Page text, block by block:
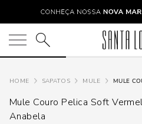
O que você está procurando?
SAPATOS MULE
Mule Couro Pelica Soft
Anabela